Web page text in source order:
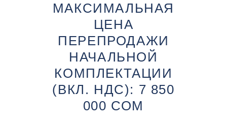
МАКСИМАЛЬНАЯ
ЦЕНА
ПЕРЕПРОДАЖИ
НАЧАЛЬНОЙ
КОМПЛЕКТАЦИИ
(ВКЛ. НДС): 7 850
000 СОМ